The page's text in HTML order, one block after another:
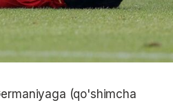
(qo'shimcha